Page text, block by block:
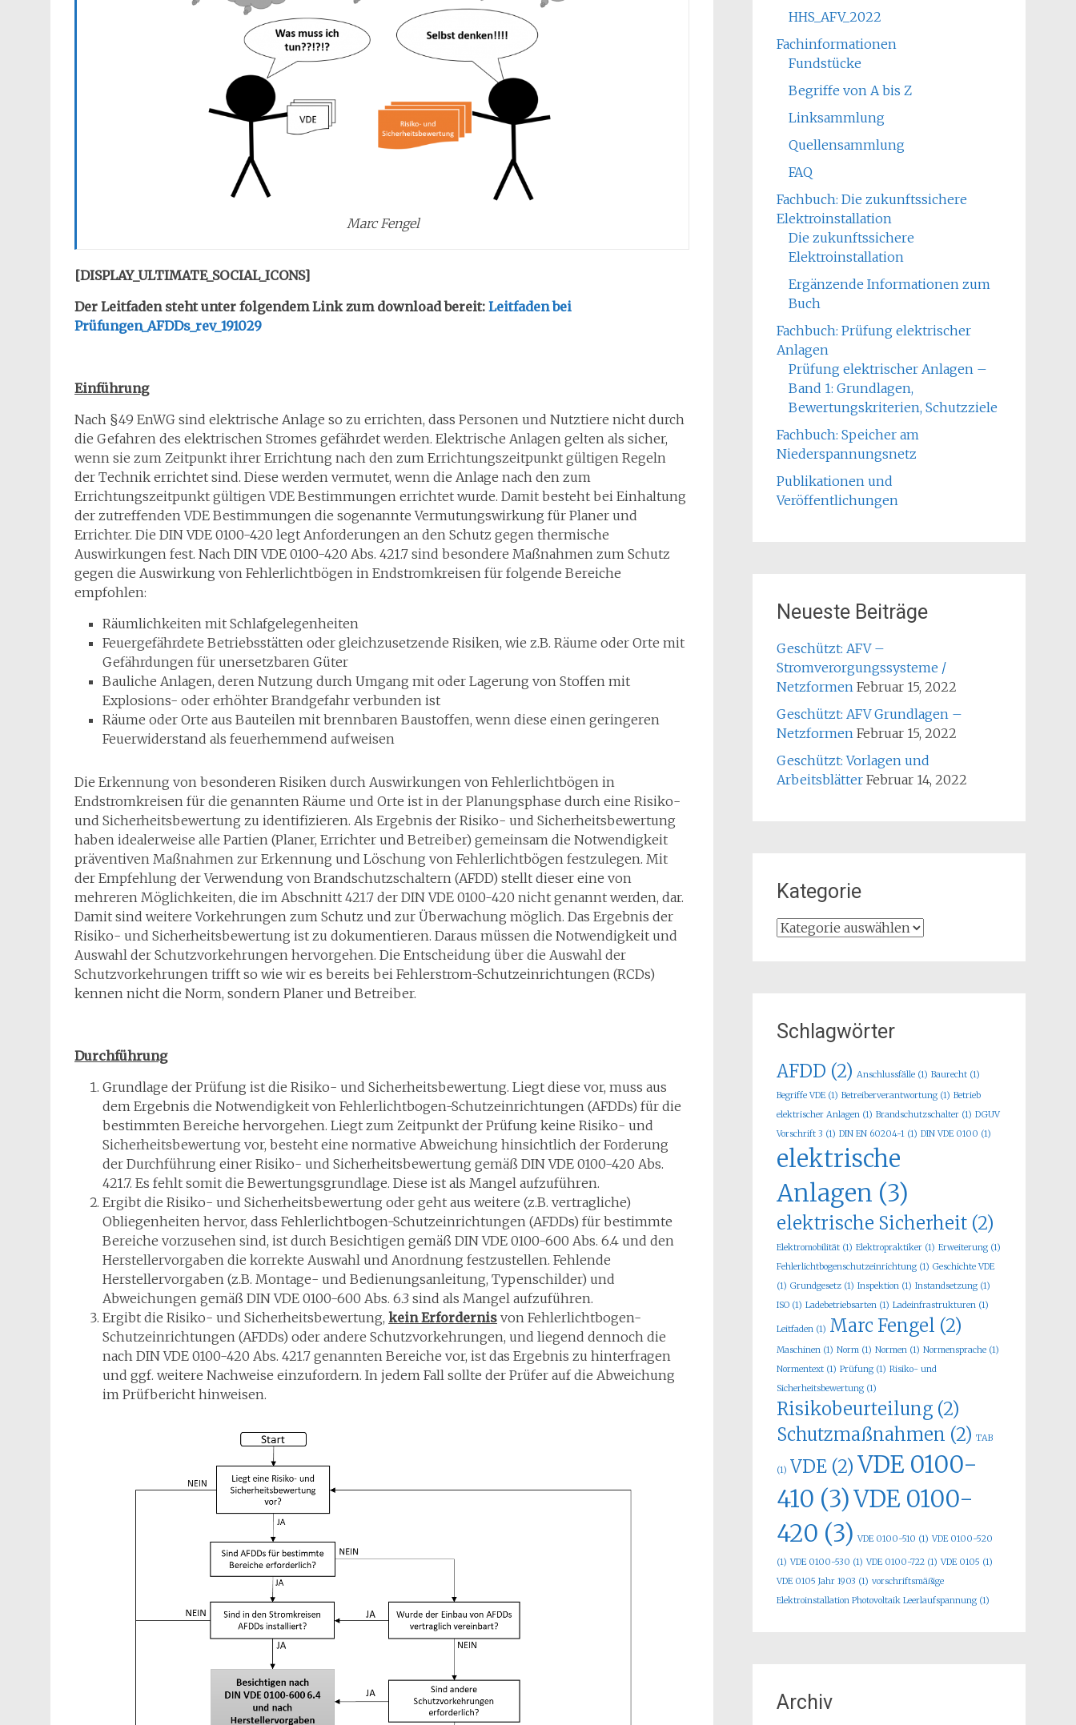
Marc Fengel
[DISPLAY_ULTIMATE_SOCIAL_ICONS]
Der Leitfaden steht unter folgendem Link zum download bereit: Leitfaden bei
Prüfungen_AFDDs_rev_191029
Einführung
Nach §49 EnWG sind elektrische Anlage so zu errichten, dass Personen und Nutztiere nicht durch
die Gefahren des elektrischen Stromes gefährdet werden. Elektrische Anlagen gelten als sicher,
wenn sie zum Zeitpunkt ihrer Errichtung nach den zum Errichtungszeitpunkt gültigen Regeln
der Technik errichtet sind. Diese werden vermutet, wenn die Anlage nach den zum
Errichtungszeitpunkt gültigen VDE Bestimmungen errichtet wurde. Damit besteht bei Einhaltung
der zutreffenden VDE Bestimmungen die sogenannte Vermutungswirkung für Planer und
Errichter. Die DIN VDE 0100-420 legt Anforderungen an den Schutz gegen thermische
Auswirkungen fest. Nach DIN VDE 0100-420 Abs. 421.7 sind besondere Maßnahmen zum Schutz
gegen die Auswirkung von Fehlerlichtbögen in Endstromkreisen für folgende Bereiche
empfohlen:
Räumlichkeiten mit Schlafgelegenheiten
Feuergefährdete Betriebsstätten oder gleichzusetzende Risiken, wie z.B. Räume oder Orte mit
Gefährdungen für unersetzbaren Güter
Bauliche Anlagen, deren Nutzung durch Umgang mit oder Lagerung von Stoffen mit
Explosions- oder erhöhter Brandgefahr verbunden ist
Räume oder Orte aus Bauteilen mit brennbaren Baustoffen, wenn diese einen geringeren
Feuerwiderstand als feuerhemmend aufweisen
Die Erkennung von besonderen Risiken durch Auswirkungen von Fehlerlichtbögen in
Endstromkreisen für die genannten Räume und Orte ist in der Planungsphase durch eine Risiko-
und Sicherheitsbewertung zu identifizieren. Als Ergebnis der Risiko- und Sicherheitsbewertung
haben idealerweise alle Partien (Planer, Errichter und Betreiber) gemeinsam die Notwendigkeit
präventiven Maßnahmen zur Erkennung und Löschung von Fehlerlichtbögen festzulegen. Mit
der Empfehlung der Verwendung von Brandschutzschaltern (AFDD) stellt dieser eine von
mehreren Möglichkeiten, die im Abschnitt 421.7 der DIN VDE 0100-420 nicht genannt werden, dar.
Damit sind weitere Vorkehrungen zum Schutz und zur Überwachung möglich. Das Ergebnis der
Risiko- und Sicherheitsbewertung ist zu dokumentieren. Daraus müssen die Notwendigkeit und
Auswahl der Schutzvorkehrungen hervorgehen. Die Entscheidung über die Auswahl der
Schutzvorkehrungen trifft so wie wir es bereits bei Fehlerstrom-Schutzeinrichtungen (RCDs)
kennen nicht die Norm, sondern Planer und Betreiber.
Durchführung
Grundlage der Prüfung ist die Risiko- und Sicherheitsbewertung. Liegt diese vor, muss aus
dem Ergebnis die Notwendigkeit von Fehlerlichtbogen-Schutzeinrichtungen (AFDDs) für die
bestimmten Bereiche hervorgehen. Liegt zum Zeitpunkt der Prüfung keine Risiko- und
Sicherheitsbewertung vor, besteht eine normative Abweichung hinsichtlich der Forderung
der Durchführung einer Risiko- und Sicherheitsbewertung gemäß DIN VDE 0100-420 Abs.
421.7. Es fehlt somit die Bewertungsgrundlage. Diese ist als Mangel aufzuführen.
Ergibt die Risiko- und Sicherheitsbewertung oder geht aus weitere (z.B. vertragliche)
Obliegenheiten hervor, dass Fehlerlichtbogen-Schutzeinrichtungen (AFDDs) für bestimmte
Bereiche vorzusehen sind, ist durch Besichtigen gemäß DIN VDE 0100-600 Abs. 6.4 und den
Herstellervorgaben die korrekte Auswahl und Anordnung festzustellen. Fehlende
Herstellervorgaben (z.B. Montage- und Bedienungsanleitung, Typenschilder) und
Abweichungen gemäß DIN VDE 0100-600 Abs. 6.3 sind als Mangel aufzuführen.
Ergibt die Risiko- und Sicherheitsbewertung, kein Erfordernis von Fehlerlichtbogen-
Schutzeinrichtungen (AFDDs) oder andere Schutzvorkehrungen, und liegend dennoch die
nach DIN VDE 0100-420 Abs. 421.7 genannten Bereiche vor, ist das Ergebnis zu hinterfragen
und ggf. weitere Nachweise einzufordern. In jedem Fall sollte der Prüfer auf die Abweichung
im Prüfbericht hinweisen.
HHS_AFV_2022
Fachinformationen
Fundstücke
Begriffe von A bis Z
Linksammlung
Quellensammlung
FAQ
Fachbuch: Die zukunftssichere
Elektroinstallation
Die zukunftssichere
Elektroinstallation
Ergänzende Informationen zum
Buch
Fachbuch: Prüfung elektrischer
Anlagen
Prüfung elektrischer Anlagen –
Band 1: Grundlagen,
Bewertungskriterien, Schutzziele
Fachbuch: Speicher am
Niederspannungsnetz
Publikationen und
Veröffentlichungen
Neueste Beiträge
Geschützt: AFV –
Stromverorgungssysteme /
Netzformen Februar 15, 2022
Geschützt: AFV Grundlagen –
Netzformen Februar 15, 2022
Geschützt: Vorlagen und
Arbeitsblätter Februar 14, 2022
Kategorie
Kategorie
Schlagwörter
AFDD (2) Anschlussfälle(1) Baurecht(1)
Begriffe VDE(1) Betreiberverantwortung(1) Betrieb
elektrischer Anlagen(1) Brandschutzschalter(1) DGUV
Vorschrift 3 (1) DIN EN 60204-1(1) DIN VDE 0100 (1)
elektrische
Anlagen (3)
elektrische Sicherheit(2)
Elektromobilität(1) Elektropraktiker(1) Erweiterung(1)
Fehlerlichtbogenschutzeinrichtung(1) Geschichte VDE
(1) Grundgesetz(1) Inspektion(1) Instandsetzung(1)
ISO(1) Ladebetriebsarten(1) Ladeinfrastrukturen(1)
Leitfaden(1) Marc Fengel (2)
Maschinen(1) Norm(1) Normen(1) Normensprache(1)
Normentext(1) Prüfung(1) Risiko- und
Sicherheitsbewertung(1)
Risikobeurteilung(2)
Schutzmaßnahmen (2) TAB
(1) VDE(2) VDE 0100-
410 (3)VDE 0100-
420 (3) VDE 0100-510 (1) VDE 0100-520
(1) VDE 0100-530 (1) VDE 0100-722(1) VDE 0105 (1)
VDE 0105 Jahr 1903 (1) vorschriftsmäßige
Elektroinstallation Photovoltaik Leerlaufspannung(1)
Archiv